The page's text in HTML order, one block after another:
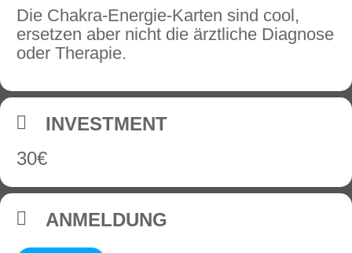
Die Chakra-Energie-Karten sind cool,
ersetzen aber nicht die ärztliche Diagnose
oder Therapie.
INVESTMENT
30€
ANMELDUNG